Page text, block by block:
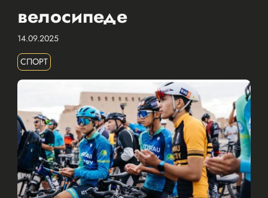
велосипеде
14.09.2025
СПОРТ